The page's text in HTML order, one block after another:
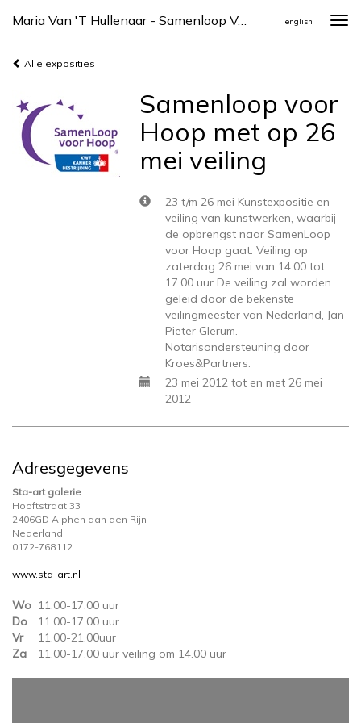
Maria Van 't Hullenaar - Samenloop Voor Hoop Met Op 26 Mei Veiling english
Alle exposities
Samenloop voor
Hoop met op 26
mei veiling
23 t/m 26 mei Kunstexpositie en
veiling van kunstwerken, waarbij
de opbrengst naar SamenLoop
voor Hoop gaat. Veiling op
zaterdag 26 mei van 14.00 tot
17.00 uur De veiling zal worden
geleid door de bekenste
veilingmeester van Nederland, Jan
Pieter Glerum.
Notarisondersteuning door
Kroes&Partners.
23 mei 2012 tot en met 26 mei
2012
Adresgegevens
Sta-art galerie
Hooftstraat 33
2406GD Alphen aan den Rijn
Nederland
0172-768112
www.sta-art.nl
Wo 11.00-17.00 uur
Do
11.00-17.00 uur
Vr
11.00-21.00uur
Za
11.00-17.00 uur veiling om 14.00 uur